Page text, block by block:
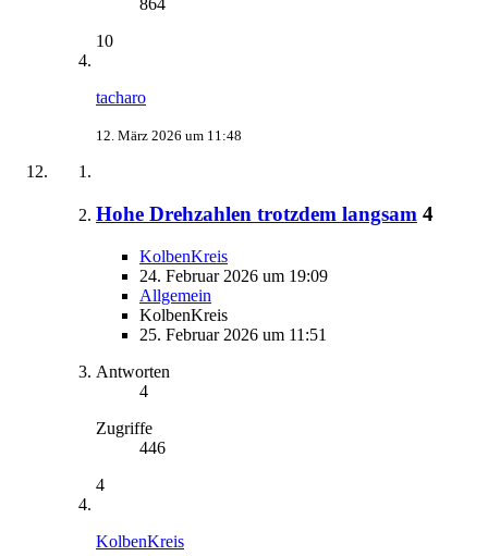
864
10
tacharo
12. März 2026 um 11:48
Hohe Drehzahlen trotzdem langsam 4
KolbenKreis
24. Februar 2026 um 19:09
Allgemein
KolbenKreis
25. Februar 2026 um 11:51
Antworten
4
Zugriffe
446
4
KolbenKreis